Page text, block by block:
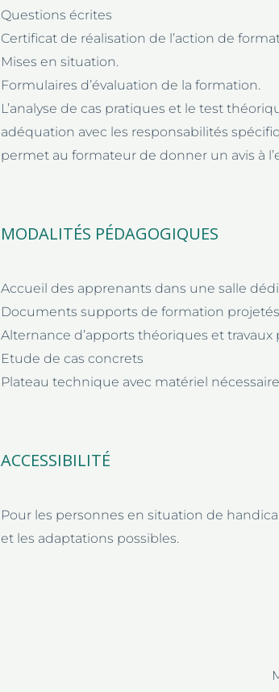
Questions écrites
Certificat de réalisation de l’action de
Mises en situation.
Formulaires d’évaluation de la formation.
L’analyse de cas pratiques et le test
adéquation avec les responsabilités
permet au formateur de donner un avis à
MODALITÉS PÉDAGOGIQUES
Accueil des apprenants dans une salle
Documents supports de formation
Alternance d’apports théoriques et travaux
Etude de cas concrets
Plateau technique avec matériel
ACCESSIBILITÉ
Pour les personnes en situation de
et les adaptations possibles.